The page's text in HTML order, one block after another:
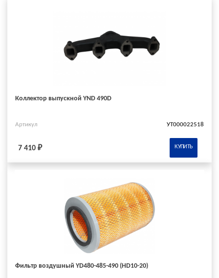
Коллектор выпускной YND 490D
Артикул УТ000022518
7 410 ₽ КУПИТЬ
Фильтр воздушный YD480-485-490 (HD10-20)